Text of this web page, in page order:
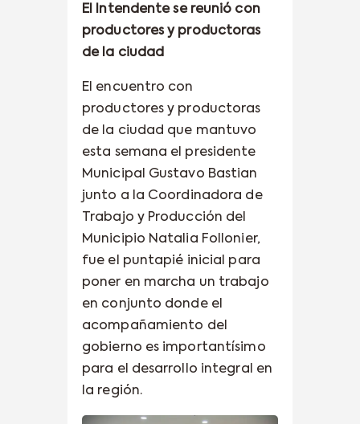
El Intendente se reunió con
productores y productoras
de la ciudad
El encuentro con
productores y productoras
de la ciudad que mantuvo
esta semana el presidente
Municipal Gustavo Bastian
junto a la Coordinadora de
Trabajo y Producción del
Municipio Natalia Follonier,
fue el puntapié inicial para
poner en marcha un trabajo
en conjunto donde el
acompañamiento del
gobierno es importantísimo
para el desarrollo integral en
la región.